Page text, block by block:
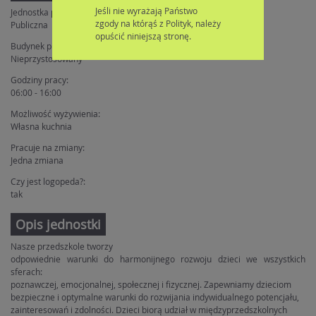
Jednostka publiczna/niepubliczna:
Publiczna
Budynek przystosowany dla osób niepełnosprawnych:
Nieprzystosowany
Godziny pracy:
06:00 - 16:00
Możliwość wyżywienia:
Własna kuchnia
Pracuje na zmiany:
Jedna zmiana
Czy jest logopeda?:
tak
Opis jednostki
Nasze przedszkole tworzy
odpowiednie warunki do harmonijnego rozwoju dzieci we wszystkich
sferach:
poznawczej, emocjonalnej, społecznej i fizycznej. Zapewniamy dzieciom
bezpieczne i optymalne warunki do rozwijania indywidualnego potencjału,
zainteresowań i zdolności. Dzieci biorą udział w międzyprzedszkolnych
Jeśli nie wyrażają Państwo
zgody na którąś z Polityk, należy
opuścić niniejszą stronę.